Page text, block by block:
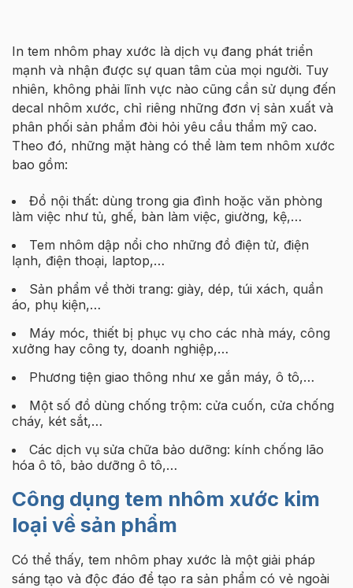
In tem nhôm phay xước là dịch vụ đang phát triển
mạnh và nhận được sự quan tâm của mọi người. Tuy
nhiên, không phải lĩnh vực nào cũng cần sử dụng đến
decal nhôm xước, chỉ riêng những đơn vị sản xuất và
phân phối sản phẩm đòi hỏi yêu cầu thẩm mỹ cao.
Theo đó, những mặt hàng có thể làm tem nhôm xước
bao gồm:
Đồ nội thất: dùng trong gia đình hoặc văn phòng
làm việc như tủ, ghế, bàn làm việc, giường, kệ,…
Tem nhôm dập nổi cho những đồ điện tử, điện
lạnh, điện thoại, laptop,…
Sản phẩm về thời trang: giày, dép, túi xách, quần
áo, phụ kiện,…
Máy móc, thiết bị phục vụ cho các nhà máy, công
xưởng hay công ty, doanh nghiệp,…
Phương tiện giao thông như xe gắn máy, ô tô,…
Một số đồ dùng chống trộm: cửa cuốn, cửa chống
cháy, két sắt,…
Các dịch vụ sửa chữa bảo dưỡng: kính chống lão
hóa ô tô, bảo dưỡng ô tô,…
Công dụng tem nhôm xước kim
loại về sản phẩm
Có thể thấy, tem nhôm phay xước là một giải pháp
sáng tạo và độc đáo để tạo ra sản phẩm có vẻ ngoài